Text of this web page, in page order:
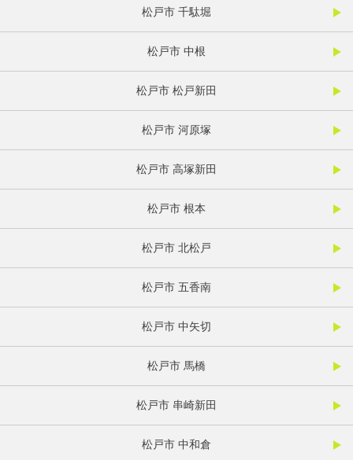
松戸市 千駄堀
松戸市 中根
松戸市 松戸新田
松戸市 河原塚
松戸市 高塚新田
松戸市 根本
松戸市 北松戸
松戸市 五香南
松戸市 中矢切
松戸市 馬橋
松戸市 串崎新田
松戸市 中和倉